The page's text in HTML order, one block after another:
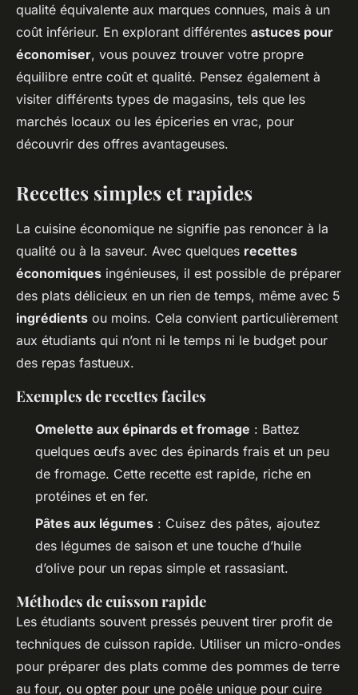
qualité équivalente aux marques connues, mais à un
coût inférieur. En explorant différentes astuces pour
économiser, vous pouvez trouver votre propre
équilibre entre coût et qualité. Pensez également à
visiter différents types de magasins, tels que les
marchés locaux ou les épiceries en vrac, pour
découvrir des offres avantageuses.
Recettes simples et rapides
La cuisine économique ne signifie pas renoncer à la
qualité ou à la saveur. Avec quelques recettes
économiques ingénieuses, il est possible de préparer
des plats délicieux en un rien de temps, même avec 5
ingrédients ou moins. Cela convient particulièrement
aux étudiants qui n’ont ni le temps ni le budget pour
des repas fastueux.
Exemples de recettes faciles
Omelette aux épinards et fromage : Battez
quelques œufs avec des épinards frais et un peu
de fromage. Cette recette est rapide, riche en
protéines et en fer.
Pâtes aux légumes : Cuisez des pâtes, ajoutez
des légumes de saison et une touche d’huile
d’olive pour un repas simple et rassasiant.
Méthodes de cuisson rapide
Les étudiants souvent pressés peuvent tirer profit de
techniques de cuisson rapide. Utiliser un micro-ondes
pour préparer des plats comme des pommes de terre
au four, ou opter pour une poêle unique pour cuire